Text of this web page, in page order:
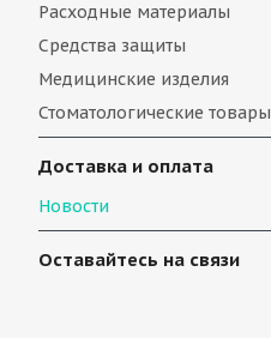
Расходные материалы
Средства защиты
Медицинские изделия
Стоматологические товары
Доставка и оплата
Новости
Оставайтесь на связи